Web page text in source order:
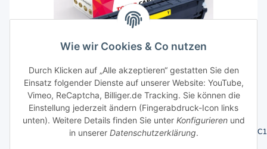
Artikelnummer:
CLT-Y504S/ELS/Y504/-Xpress-SL_S61783
GTIN:
4251922760107
CLT-Y504S/ELS/Y504/Samsung-Xpress-SL-
Wie wir Cookies & Co nutzen
Durch Klicken auf „Alle akzeptieren“ gestatten Sie den
Einsatz folgender Dienste auf unserer Website: YouTube,
Vimeo, ReCaptcha, Billiger.de Tracking. Sie können die
Einstellung jederzeit ändern (Fingerabdruck-Icon links
unten). Weitere Details finden Sie unter Konfigurierenund
in unserer Datenschutzerklärung.